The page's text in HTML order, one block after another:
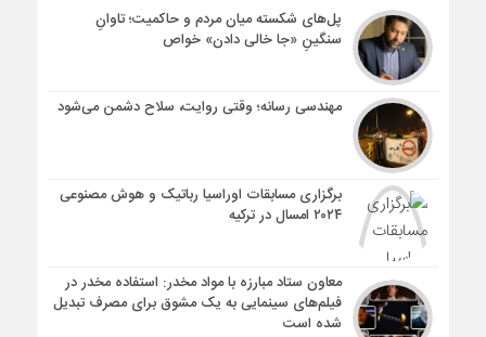
پل‌های شکسته میان مردم و حاکمیت؛ تاوانِ
سنگینِ «جا خالی دادن» خواص
مهندسی رسانه؛ وقتی روایت، سلاح دشمن می‌شود
برگزاری مسابقات اوراسیا رباتیک و هوش مصنوعی
۲۰۲۴ امسال در ترکیه
معاون ستاد مبارزه با مواد مخدر: استفاده مخدر در
فیلم‌های سینمایی به یک مشوق برای مصرف تبدیل
شده است